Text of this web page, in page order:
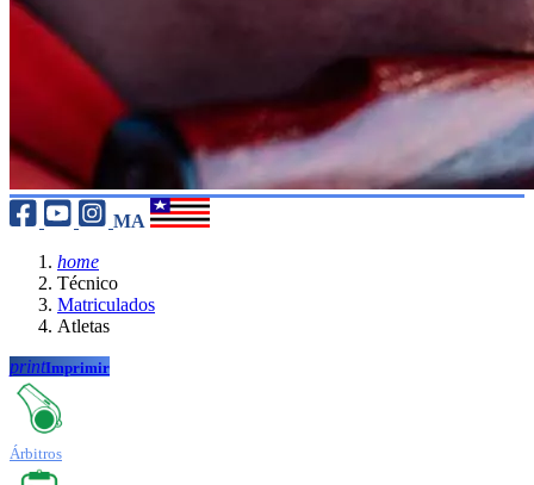
MA
home
Técnico
Matriculados
Atletas
printImprimir
Árbitros